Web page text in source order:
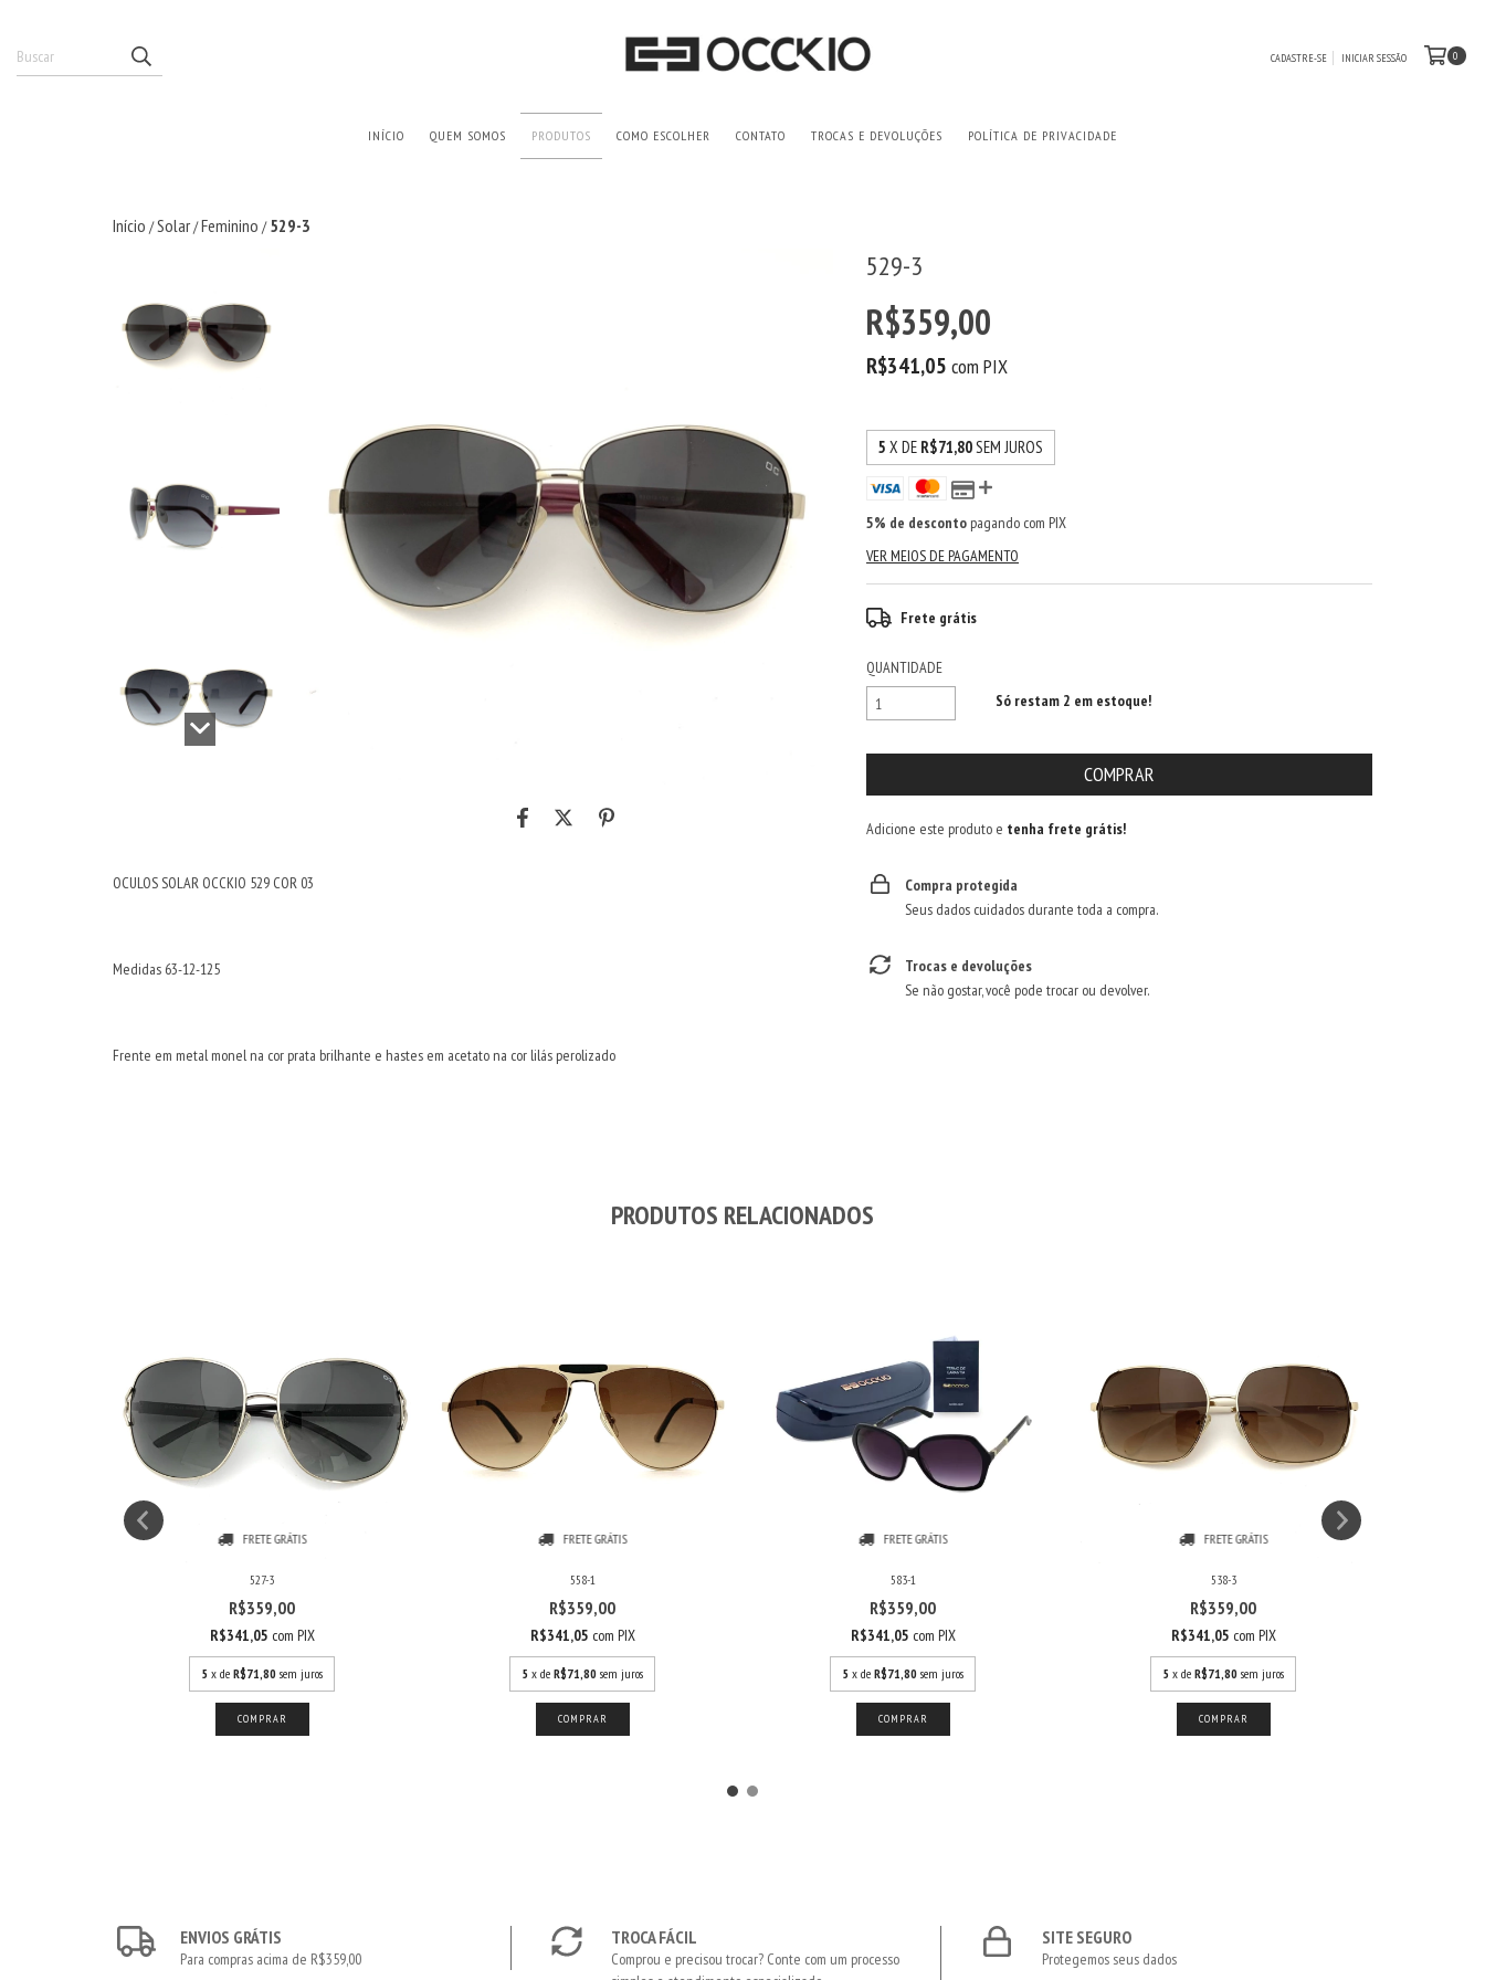
CADASTRE-SE INICIAR SESSÃO 0
INÍCIO QUEM SOMOS PRODUTOS COMO ESCOLHER CONTATO TROCAS E DEVOLUÇÕES POLÍTICA DE PRIVACIDADE
Início /Solar/Feminino / 529-3
OCULOS SOLAR OCCKIO 529 COR 03
Medidas 63-12-125
Frente em metal monel na cor prata brilhante e hastes em acetato na cor lilás perolizado
529-3
R$359,00
R$341,05com PIX
5 X DE R$71,80SEM JUROS
5% de desconto pagando com PIX
VER MEIOS DE PAGAMENTO
Frete grátis
QUANTIDADE
Só restam 2 em estoque!
Adicione este produto e tenha frete grátis!
Compra protegida
Seus dados cuidados durante toda a compra.
Trocas e devoluções
Se não gostar, você pode trocar ou devolver.
PRODUTOS RELACIONADOS
FRETE GRÁTIS
527-3
R$359,00
R$341,05 com PIX
5 x de R$71,80 sem juros
FRETE GRÁTIS
558-1
R$359,00
R$341,05 com PIX
5 x de R$71,80 sem juros
FRETE GRÁTIS
583-1
R$359,00
R$341,05 com PIX
5 x de R$71,80 sem juros
FRETE GRÁTIS
538-3
R$359,00
R$341,05 com PIX
5 x de R$71,80 sem juros
ENVIOS GRÁTIS
Para compras acima de R$359,00
TROCA FÁCIL
Comprou e precisou trocar? Conte com um processo
SITE SEGURO
Protegemos seus dados